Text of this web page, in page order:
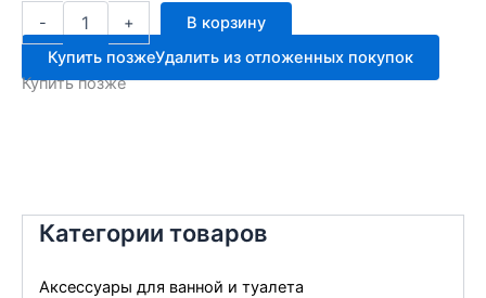
Категории товаров
Аксессуары для ванной и туалета
-
Количество
товара
Саламандер
д/
замши
+
В корзину
Купить позжеУдалить из отложенных покупок
Купить позже